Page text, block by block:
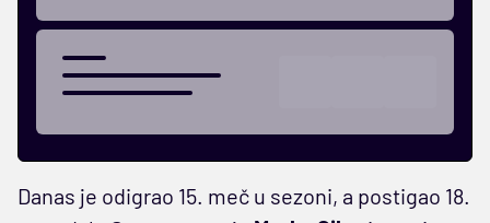
Danas je odigrao 15. meč u sezoni, a postigao 18.